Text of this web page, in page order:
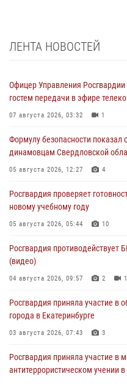
ЛЕНТА НОВОСТЕЙ
Офицер Управления
гостем передачи в эфире
07 августа 2026, 03:32 1
Формулу безопасности
динамовцам Свердловской
05 августа 2026, 12:27 4
Росгвардия проверяет
новому учебному году
05 августа 2026, 05:44 10
Росгвардия
(видео)
04 августа 2026, 09:57 2 1
Росгвардия приняла участие в
города в Екатеринбурге
03 августа 2026, 07:43 3
Росгвардия приняла участие в
антитеррористическом учении